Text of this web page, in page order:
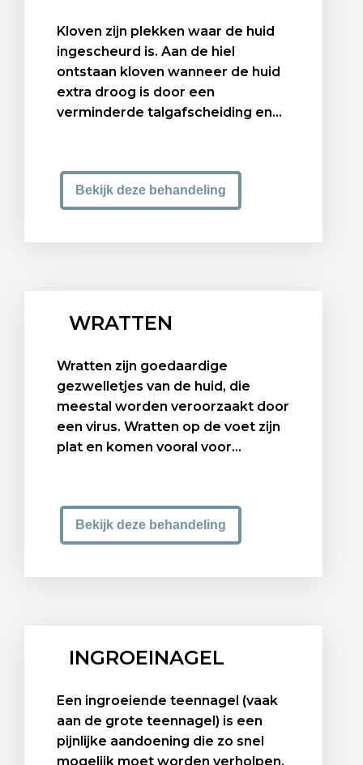
Kloven zijn plekken waar de huid
ingescheurd is. Aan de hiel
ontstaan kloven wanneer de huid
extra droog is door een
verminderde talgafscheiding en...
Bekijk deze behandeling
WRATTEN
Wratten zijn goedaardige
gezwelletjes van de huid, die
meestal worden veroorzaakt door
een virus. Wratten op de voet zijn
plat en komen vooral voor...
Bekijk deze behandeling
INGROEINAGEL
Een ingroeiende teennagel (vaak
aan de grote teennagel) is een
pijnlijke aandoening die zo snel
mogelijk moet worden verholpen.